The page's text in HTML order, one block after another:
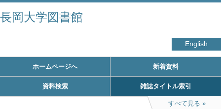
長岡大学図書館
English
ホームページへ 新着資料
資料検索 雑誌タイトル索引
すべて見る